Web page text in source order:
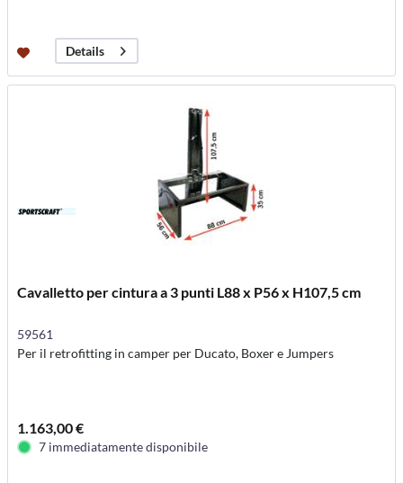
Details
Cavalletto per cintura a 3 punti L88 x P56 x H107,5 cm
59561
Per il retrofitting in camper per Ducato, Boxer e Jumpers
1.163,00 €
7 immediatamente disponibile